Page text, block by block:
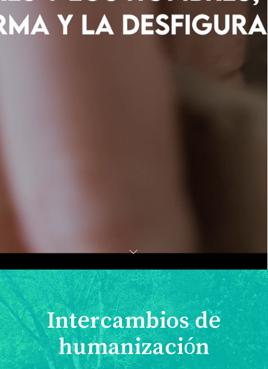
Intercambios de
humanización